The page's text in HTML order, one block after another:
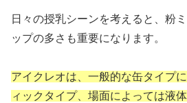
日々の授乳シーンを考えると、粉
ップの多さも重要になります。
アイクレオは、一般的な缶タイプ
ィックタイプ、場面によっては液